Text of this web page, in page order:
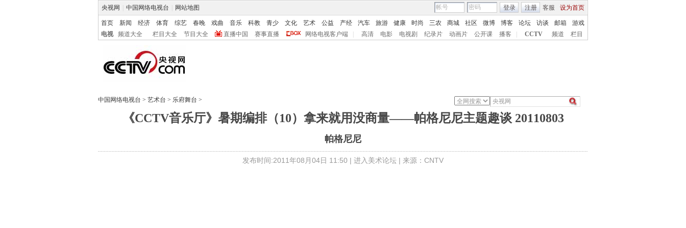
央视网 中国网络电视台 网站地图 客服 设为首页
登录 注册
首页 新闻 经济 体育 综艺 春晚 戏曲 音乐 科教 青少 文化 艺术 公益 产经 汽车 旅游 健康 时尚 三农 商城 社区 微博 博客 论坛 访谈 邮箱
游戏
电视
频道大全 栏目大全 节目大全 直播中国 赛事直播 网络电视客户端 高清 电影 电视剧 纪录片 动画片 公开课 播客 CCTV 频道 栏目
中国网络电视台 > 艺术台 > 乐府舞台 >
《CCTV音乐厅》暑期编排（10）拿来就用没商量——帕格尼尼主题趣谈 20110803
帕格尼尼
发布时间:2011年08月04日 11:50 | 进入美术论坛 | 来源：CNTV